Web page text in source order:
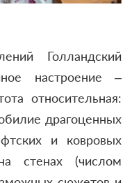
Голландский
настроение –
относительная:
драгоценных
и ковровых
стенах (числом